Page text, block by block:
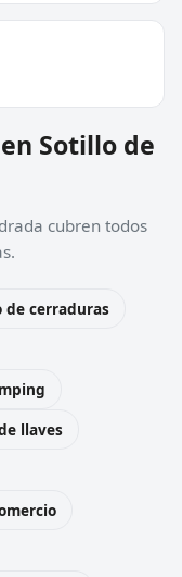
Sotillo de
cubren todos
de cerraduras
llaves